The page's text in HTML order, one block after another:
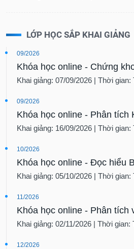
LỚP HỌC SẮP KHAI GIẢNG
09/2026
Khóa học online - Chứng
Khai giảng: 07/09/2026 | Thời gian:
09/2026
Khóa học online - Phân tích
Khai giảng: 16/09/2026 | Thời gian:
10/2026
Khóa học online - Đọc hiểu
Khai giảng: 05/10/2026 | Thời gian:
11/2026
Khóa học online - Phân tích
Khai giảng: 02/11/2026 | Thời gian:
12/2026
liệu
chính